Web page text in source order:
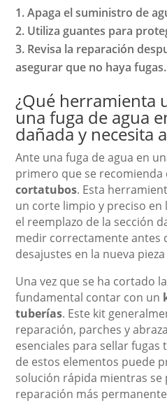
Apaga el suministro de
Utiliza guantes para
Revisa la reparación
asegurar que no haya fugas.
¿Qué herramienta
una fuga de agua
dañada y necesita
Ante una fuga de agua en
primero que se recomienda
cortatubos. Esta
un corte limpio y preciso en
el reemplazo de la sección
medir correctamente antes
desajustes en la nueva
Una vez que se ha cortado
fundamental contar con un
tuberías. Este kit
reparación, parches y
esenciales para sellar fugas
de estos elementos puede
solución rápida mientras se
reparación más